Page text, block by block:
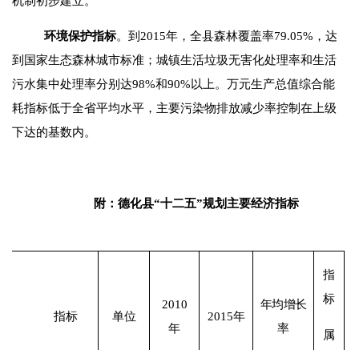
环境保护指标。 到 2015年，全县森林覆盖率79.05% ，达
到国家生态森林城市标准；城镇生活垃圾无害化处理率和生活
污水集中处理率分别达98%和90%以上。万元生产总值综合能
耗指标低于全省平均水平，主要污染物排放减少率控制在上级
下达的基数内。
附：德化县“十二五”规划主要经济指标
指标 单位
2010
年
2015年
年均增长
率
指
标
属